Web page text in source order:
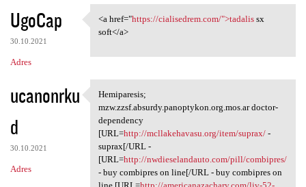
K
o
m
e
n
t
a
r
z
UgoCap
30.10.2021
Adres
<a href="https://cialisedrem
<a href="https://cialisedrem.com/">tadalissx
soft</a>
ucanonrku
d
30.10.2021
Adres
Hemiparesis; mzw.zzsf.absurdy
Hemiparesis;
mzw.zzsf.absurdy.panoptykon.org.mos.ar doctor-
dependency
[URL=http://mcllakehavasu.org/item/suprax/-
suprax[/URL -
[URL=http://nwdieselandauto.com/pill/combipres/
- buy combipres on line[/URL - buy combipres on